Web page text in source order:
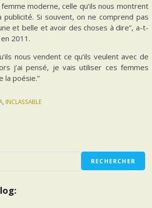
femme moderne, celle qu’ils nous montrent
Si souvent, on ne comprend pas
et belle et avoir des choses à dire”, a-t-
2011.
nous vendent ce qu’ils veulent avec de
j’ai pensé, je vais utiliser ces femmes
la poésie.”
INCLASSABLE
RECHERCHER